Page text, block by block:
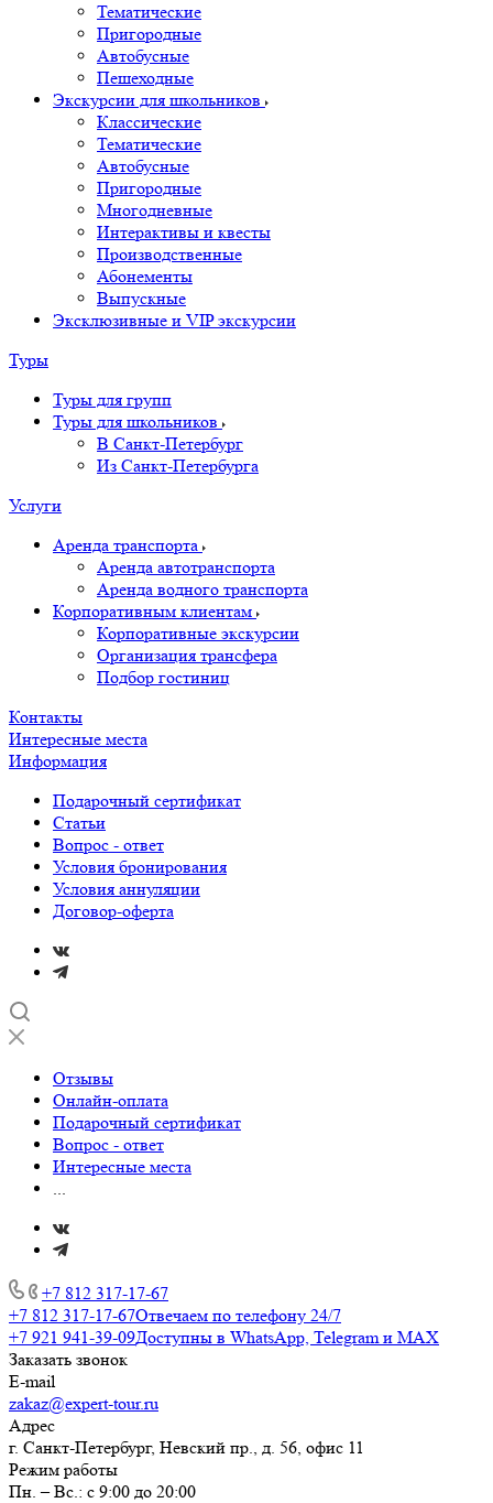
Тематические
Пригородные
Автобусные
Пешеходные
Экскурсии для школьников
Классические
Тематические
Автобусные
Пригородные
Многодневные
Интерактивы и квесты
Производственные
Абонементы
Выпускные
Эксклюзивные и VIP экскурсии
Туры
Туры для групп
Туры для школьников
В Санкт-Петербург
Из Санкт-Петербурга
Услуги
Аренда транспорта
Аренда автотранспорта
Аренда водного транспорта
Корпоративным клиентам
Корпоративные экскурсии
Организация трансфера
Подбор гостиниц
Контакты
Интересные места
Информация
Подарочный сертификат
Статьи
Вопрос - ответ
Условия бронирования
Условия аннуляции
Договор-оферта
Отзывы
Онлайн-оплата
Подарочный сертификат
Вопрос - ответ
Интересные места
...
+7 812 317-17-67
+7 812 317-17-67Отвечаем по телефону 24/7
+7 921 941-39-09Доступны в WhatsApp, Telegram и MAX
Заказать звонок
E-mail
zakaz@expert-tour.ru
Адрес
г. Санкт-Петербург, Невский пр., д. 56, офис 11
Режим работы
Пн. – Вс.: с 9:00 до 20:00